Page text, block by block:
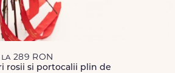
289 RON
rosii si portocalii plin de